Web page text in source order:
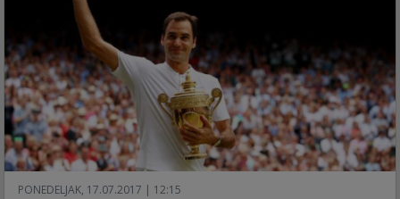
PONEDELJAK, 17.07.2017 | 12:15